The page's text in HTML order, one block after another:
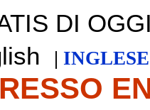
DI
|